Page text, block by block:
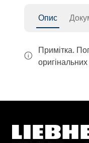
Опис
Примітка.